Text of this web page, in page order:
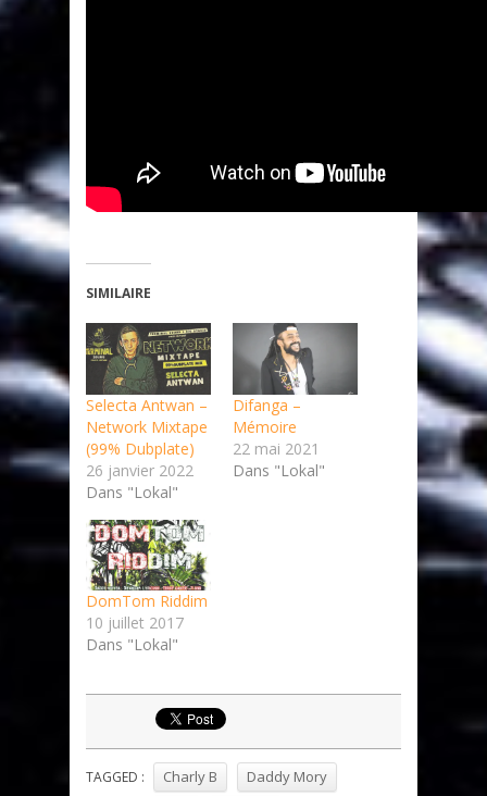
SIMILAIRE
Selecta Antwan –
Network Mixtape
(99% Dubplate)
26 janvier 2022
Dans "Lokal"
Difanga –
Mémoire
22 mai 2021
Dans "Lokal"
DomTom Riddim
10 juillet 2017
Dans "Lokal"
TAGGED : Charly B
Daddy Mory